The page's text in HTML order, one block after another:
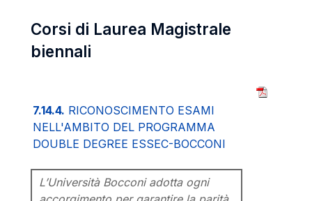
Corsi di Laurea Magistrale
biennali
7.14.4. RICONOSCIMENTO ESAMI
NELL'AMBITO DEL PROGRAMMA
DOUBLE DEGREE ESSEC-BOCCONI
L’Università Bocconi adotta ogni